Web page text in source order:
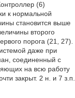
(6)
к нормальной
становится выше
второго
порога (21, 27).
даже при
соединенный с
на всю работу
закрыт. 2 н. и 7 з.п.